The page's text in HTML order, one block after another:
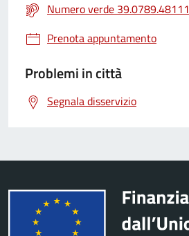
Numero verde 39.0789.48111
Prenota appuntamento
Problemi in città
Segnala disservizio